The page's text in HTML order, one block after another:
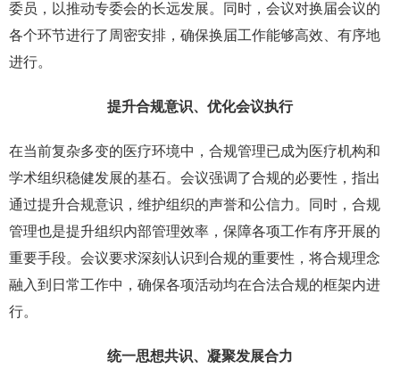
委员，以推动专委会的长远发展。同时，会议对换届会议的
各个环节进行了周密安排，确保换届工作能够高效、有序地
进行。
提升合规意识、优化会议执行
在当前复杂多变的医疗环境中，合规管理已成为医疗机构和
学术组织稳健发展的基石。会议强调了合规的必要性，指出
通过提升合规意识，维护组织的声誉和公信力。同时，合规
管理也是提升组织内部管理效率，保障各项工作有序开展的
重要手段。会议要求深刻认识到合规的重要性，将合规理念
融入到日常工作中，确保各项活动均在合法合规的框架内进
行。
统一思想共识、凝聚发展合力